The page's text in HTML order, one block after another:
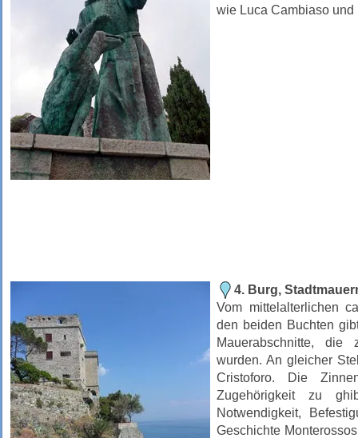
wie Luca Cambiaso
4. Burg,
Vom mittelalterlichen
den beiden Buchten
Mauerabschnitte,
wurden. An gleicher
Cristoforo. Die
Zugehörigkeit zu
Notwendigkeit,
Geschichte